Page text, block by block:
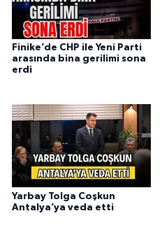
Finike’de CHP ile Yeni Parti
arasında bina gerilimi sona
erdi
Yarbay Tolga Coşkun
Antalya’ya veda etti